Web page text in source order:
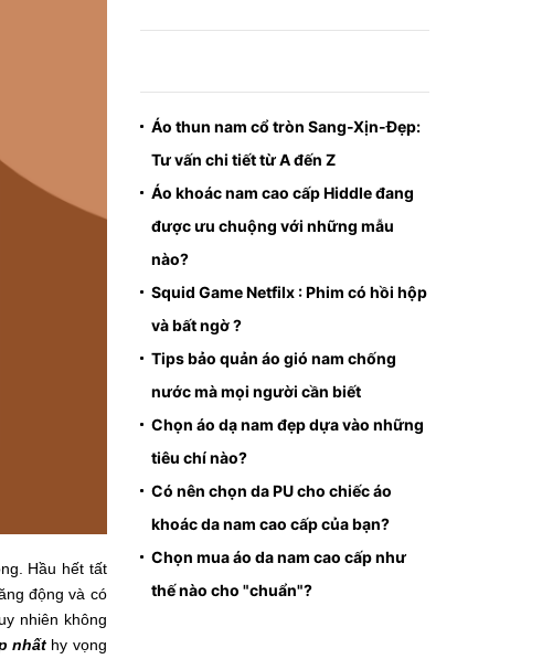
Hầu hết tất
động và có
nhiên không
nhất hy vọng
Áo thun nam cổ tròn Sang-Xịn-Đẹp:
Tư vấn chi tiết từ A đến Z
Áo khoác nam cao cấp Hiddle đang
được ưu chuộng với những mẫu
nào?
Squid Game Netfilx : Phim có hồi hộp
và bất ngờ ?
Tips bảo quản áo gió nam chống
nước mà mọi người cần biết
Chọn áo dạ nam đẹp dựa vào những
tiêu chí nào?
Có nên chọn da PU cho chiếc áo
khoác da nam cao cấp của bạn?
Chọn mua áo da nam cao cấp như
thế nào cho "chuẩn"?